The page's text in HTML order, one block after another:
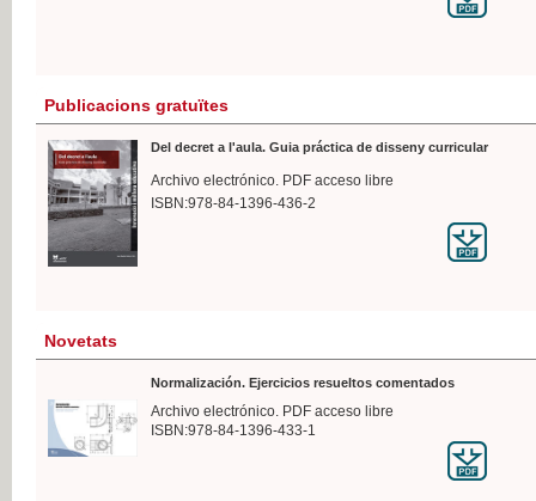
Publicacions gratuïtes
Del decret a l'aula. Guia práctica de disseny curricular
Archivo electrónico. PDF acceso libre
ISBN:978-84-1396-436-2
Novetats
Normalización. Ejercicios resueltos comentados
Archivo electrónico. PDF acceso libre
ISBN:978-84-1396-433-1